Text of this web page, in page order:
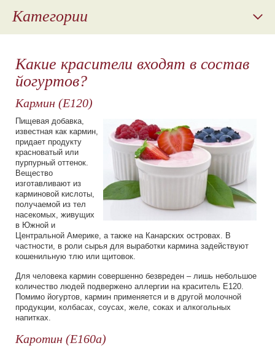
Категории
Ароматизаторы
Наполнители для молочной продукции
Косметическое сырье
Пищевые красители
Парфюмерные композиции
Какие красители входят в состав
йогуртов?
Кармин (Е120)
Пищевая добавка,
известная как кармин,
придает продукту
красноватый или
пурпурный оттенок.
Вещество
изготавливают из
карминовой кислоты,
получаемой из тел
насекомых, живущих
в Южной и
Центральной Америке, а также на Канарских островах. В
частности, в роли сырья для выработки кармина задействуют
кошенильную тлю или щитовок.
Для человека кармин совершенно безвреден – лишь небольшое
количество людей подвержено аллергии на краситель Е120.
Помимо йогуртов, кармин применяется и в другой молочной
продукции, колбасах, соусах, желе, соках и алкогольных
напитках.
Каротин (Е160а)